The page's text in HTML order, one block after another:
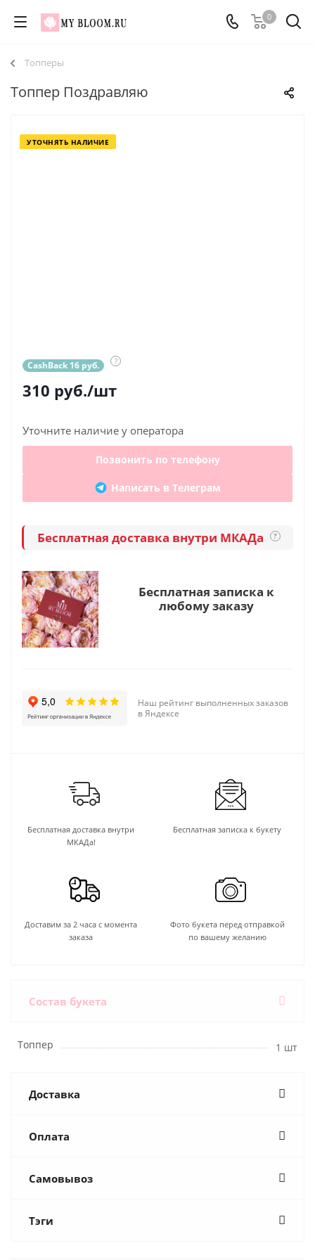
0
Топперы
Топпер Поздравляю
УТОЧНЯТЬ НАЛИЧИЕ
CashBack 16 руб. ?
310 руб./шт
Уточните наличие у оператора
Позвонить по телефону
Написать в Телеграм
Бесплатная доставка внутри МКАДа ?
Бесплатная записка к
любому заказу
Наш рейтинг выполненных заказов
в Яндексе
Бесплатная доставка внутри
МКАДа!
Бесплатная записка к букету
Доставим за 2 часа с момента
заказа
Фото букета перед отправкой
по вашему желанию
Состав букета
Топпер 1 шт
Доставка
Оплата
Самовывоз
Тэги